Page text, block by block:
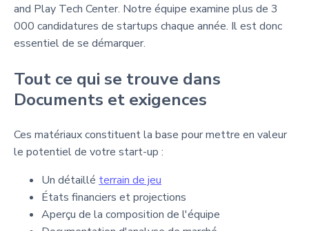
and Play Tech Center. Notre équipe examine plus de 3
000 candidatures de startups chaque année. Il est donc
essentiel de se démarquer.
Tout ce qui se trouve dans
Documents et exigences
Ces matériaux constituent la base pour mettre en valeur
le potentiel de votre start-up :
Un détaillé terrain de jeu
États financiers et projections
Aperçu de la composition de l'équipe